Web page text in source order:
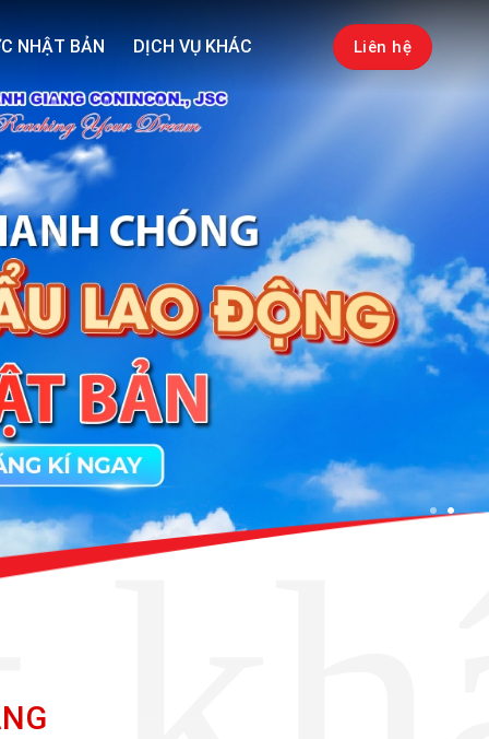
NHẬT BẢN DỊCH VỤ KHÁC Liên hệ